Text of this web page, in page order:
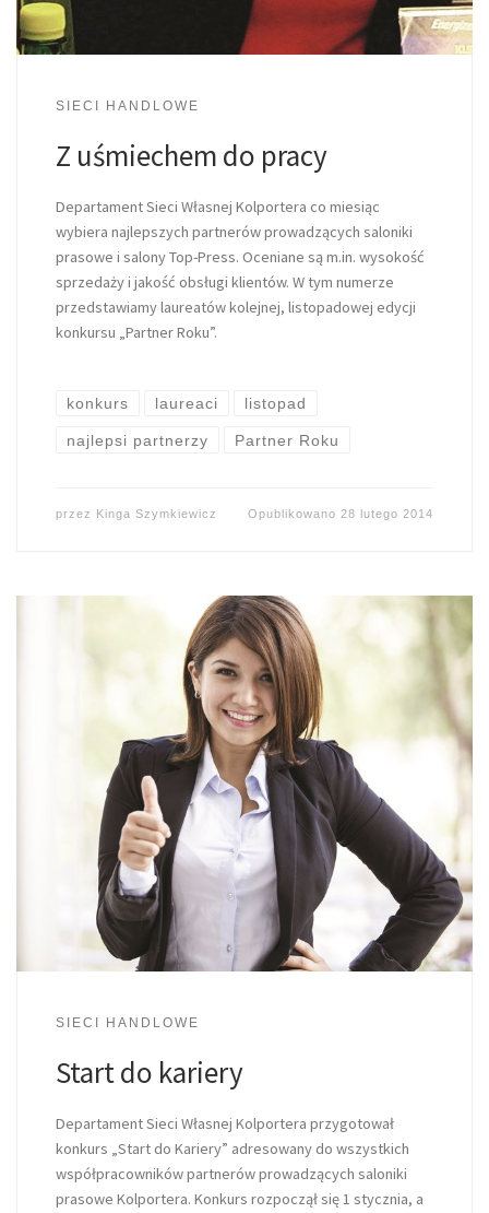
SIECI HANDLOWE
Z uśmiechem do pracy
Departament Sieci Własnej Kolportera co miesiąc
wybiera najlepszych partnerów prowadzących saloniki
prasowe i salony Top-Press. Oceniane są m.in. wysokość
sprzedaży i jakość obsługi klientów. W tym numerze
przedstawiamy laureatów kolejnej, listopadowej edycji
konkursu „Partner Roku”.
konkurs laureaci listopad
najlepsi partnerzy Partner Roku
przez Kinga Szymkiewicz Opublikowano 28 lutego 2014
SIECI HANDLOWE
Start do kariery
Departament Sieci Własnej Kolportera przygotował
konkurs „Start do Kariery” adresowany do wszystkich
współpracowników partnerów prowadzących saloniki
prasowe Kolportera. Konkurs rozpoczął się 1 stycznia, a